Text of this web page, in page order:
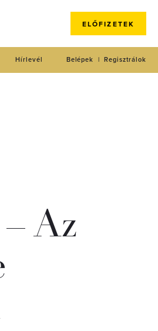
ELŐFIZETEK
Regisztrálok
Belépek
Hírlevél
Az